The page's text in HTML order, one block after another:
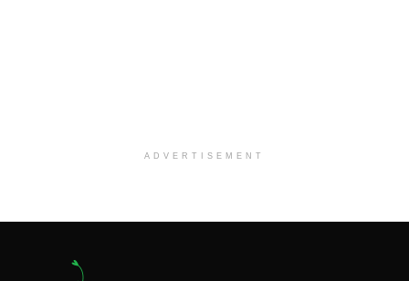
ADVERTISEMENT